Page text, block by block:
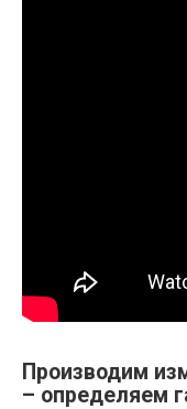
Производим
– определяем